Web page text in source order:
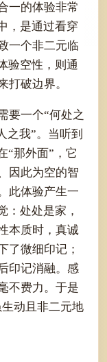
一的体验非常
，是通过看穿
一个非二元临
验空性，则通
打破边界。
要一个“何处之
之我”。当听到
“那外面”，它
因此为空的智
此体验产生一
：处处是家，
本质时，真诚
了微细印记；
印记消融。感
不费力。于是
动且非二元地